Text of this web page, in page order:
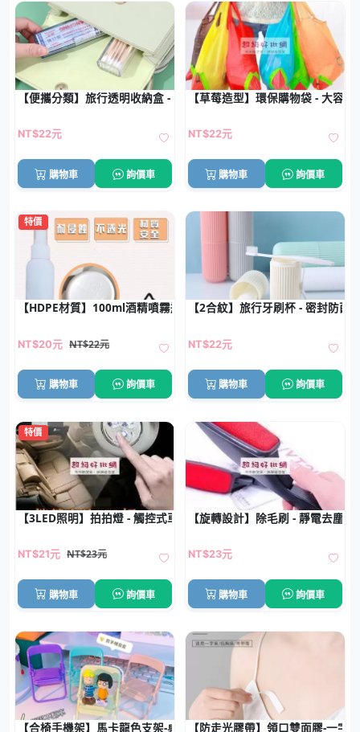
【便攜分類】旅行透明收納盒 - 波浪防滑小物整理盒
NT$22元
購物車 詢價車
【草莓造型】環保購物袋 - 大容量
NT$22元
購物車 詢價車
特價
【HDPE材質】100ml酒精噴霧瓶-消毒液專用
NT$20元 NT$22元
購物車 詢價車
【2合紋】旅行牙刷杯 - 密封防菌
NT$22元
購物車 詢價車
特價
【3LED照明】拍拍燈 - 觸控式車用小夜燈
NT$21元 NT$23元
購物車 詢價車
【旋轉設計】除毛刷 - 靜電去塵清
NT$23元
購物車 詢價車
【合椅手機架】馬卡龍色支架-桌面摺疊懶人架【防走光膠帶】領口雙面膠-一字